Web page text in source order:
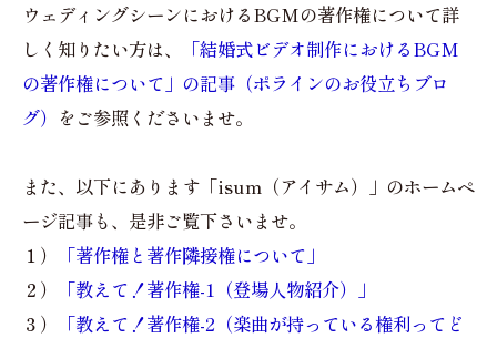
ウェディングシーンにおけるBGMの著作権について詳
しく知りたい方は、
「結婚式ビデオ制作におけるBGM
の著作権について」の記事（ポラインのお役立ちブロ
グ） をご参照くださいませ。
また、以下にあります「isum（アイサム）」のホームペ
ージ記事も、是非ご覧下さいませ。
１）
「著作権と著作隣接権について」
２）
「教えて！著作権-1（登場人物紹介）」
３）
「教えて！著作権-2（楽曲が持っている権利ってど